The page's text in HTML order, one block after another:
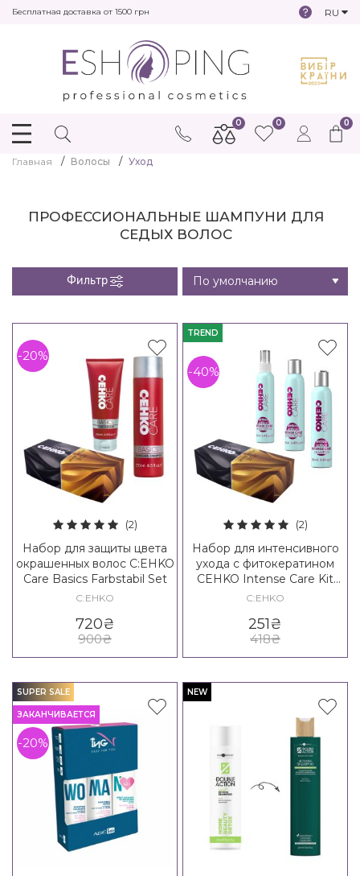
Бесплатная доставка от 1500 грн RU
0
0 0
Главная Волосы Уход
ПРОФЕССИОНАЛЬНЫЕ ШАМПУНИ ДЛЯ
СЕДЫХ ВОЛОС
Фильтр
-20%
(2)
Набор для защиты цвета
окрашенных волос C:EHKO
Care Basics Farbstabil Set
C:EHKO
720₴
900₴
TREND
-40%
(2)
Набор для интенсивного
ухода с фитокератином
CEHKO Intense Care Kit
mini
C:EHKO
251₴
418₴
SUPER SALE
ЗАКАНЧИВАЕТСЯ
-20%
NEW